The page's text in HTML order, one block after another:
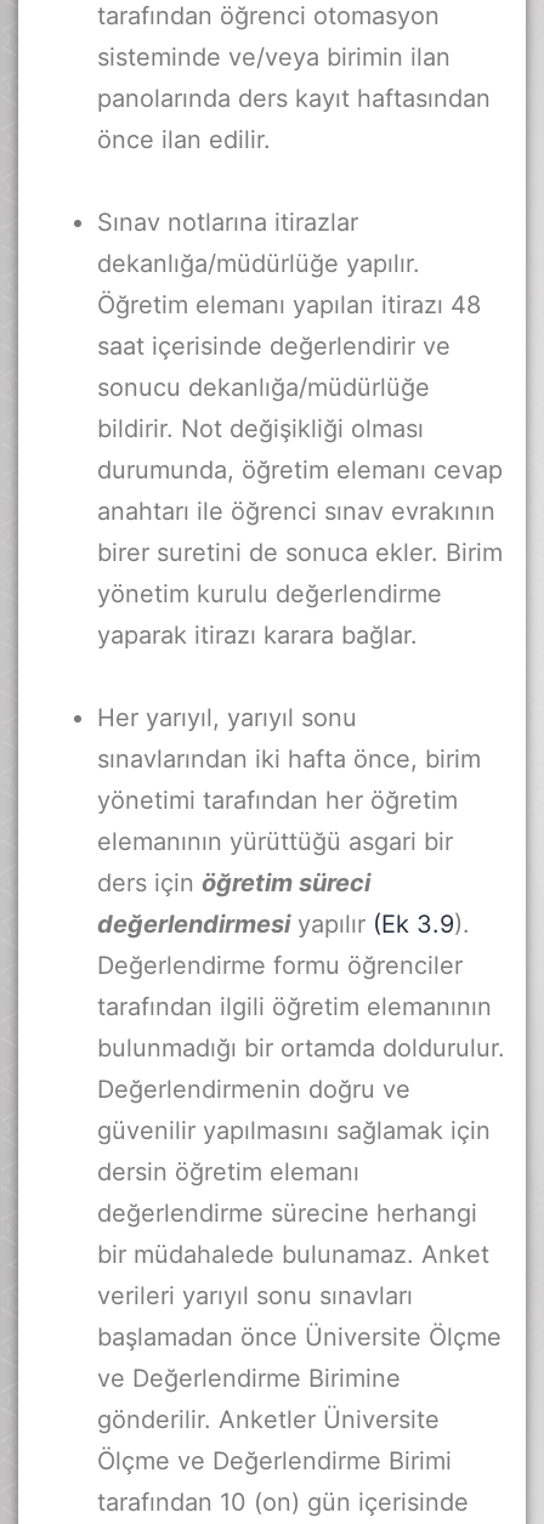
tarafından öğrenci otomasyon
sisteminde ve/veya birimin ilan
panolarında ders kayıt haftasından
önce ilan edilir.
Sınav notlarına itirazlar
dekanlığa/müdürlüğe yapılır.
Öğretim elemanı yapılan itirazı 48
saat içerisinde değerlendirir ve
sonucu dekanlığa/müdürlüğe
bildirir. Not değişikliği olması
durumunda, öğretim elemanı cevap
anahtarı ile öğrenci sınav evrakının
birer suretini de sonuca ekler. Birim
yönetim kurulu değerlendirme
yaparak itirazı karara bağlar.
Her yarıyıl, yarıyıl sonu
sınavlarından iki hafta önce, birim
yönetimi tarafından her öğretim
elemanının yürüttüğü asgari bir
ders için öğretim süreci
değerlendirmesiyapılır (Ek 3.9).
Değerlendirme formu öğrenciler
tarafından ilgili öğretim elemanının
bulunmadığı bir ortamda doldurulur.
Değerlendirmenin doğru ve
güvenilir yapılmasını sağlamak için
dersin öğretim elemanı
değerlendirme sürecine herhangi
bir müdahalede bulunamaz. Anket
verileri yarıyıl sonu sınavları
başlamadan önce Üniversite Ölçme
ve Değerlendirme Birimine
gönderilir. Anketler Üniversite
Ölçme ve Değerlendirme Birimi
tarafından 10 (on) gün içerisinde